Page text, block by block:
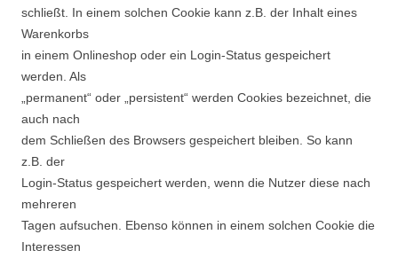
schließt. In einem solchen Cookie kann z.B. der Inhalt eines
Warenkorbs
in einem Onlineshop oder ein Login-Status gespeichert
werden. Als
„permanent“ oder „persistent“ werden Cookies bezeichnet, die
auch nach
dem Schließen des Browsers gespeichert bleiben. So kann
z.B. der
Login-Status gespeichert werden, wenn die Nutzer diese nach
mehreren
Tagen aufsuchen. Ebenso können in einem solchen Cookie die
Interessen